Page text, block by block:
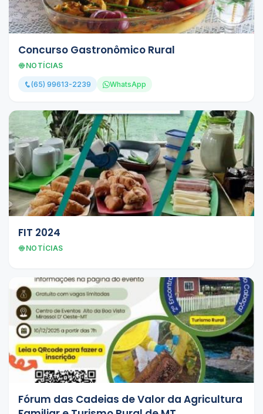
Concurso Gastronômico Rural
NOTÍCIAS
(65) 99613-2239 WhatsApp
FIT 2024
NOTÍCIAS
Fórum das Cadeias de Valor da Agricultura